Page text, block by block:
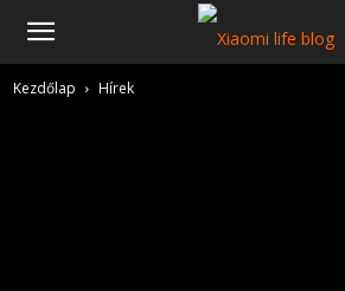
Kezdőlap Hírek